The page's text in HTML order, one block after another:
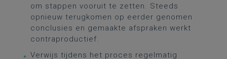
om stappen vooruit te zetten. Steeds
opnieuw terugkomen op eerder genomen
conclusies en gemaakte afspraken werkt
contraproductief.
Verwijs tijdens het proces regelmatig